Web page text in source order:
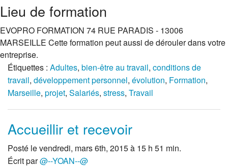
Lieu de formation
EVOPRO FORMATION 74 RUE PARADIS - 13006
MARSEILLE Cette formation peut aussi de dérouler dans votre
entreprise.
Étiquettes : Adultes, bien-être au travail, conditions de
travail, développement personnel, évolution, Formation,
Marseille, projet, Salariés, stress, Travail
Accueillir et recevoir
Posté le vendredi, mars 6th, 2015 à 15 h 51 min.
Écrit par@--YOAN--@